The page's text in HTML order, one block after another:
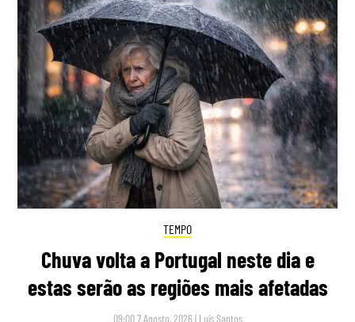
TEMPO
Chuva volta a Portugal neste dia e
estas serão as regiões mais afetadas
09:00 7 Agosto, 2026 | Luís Santos